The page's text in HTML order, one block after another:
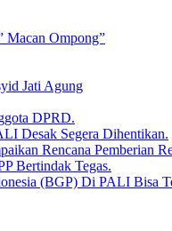
Macan Ompong”
Jati Agung
DPRD.
Desak Segera Dihentikan.
Rencana Pemberian
Bertindak Tegas.
(BGP) Di PALI Bisa